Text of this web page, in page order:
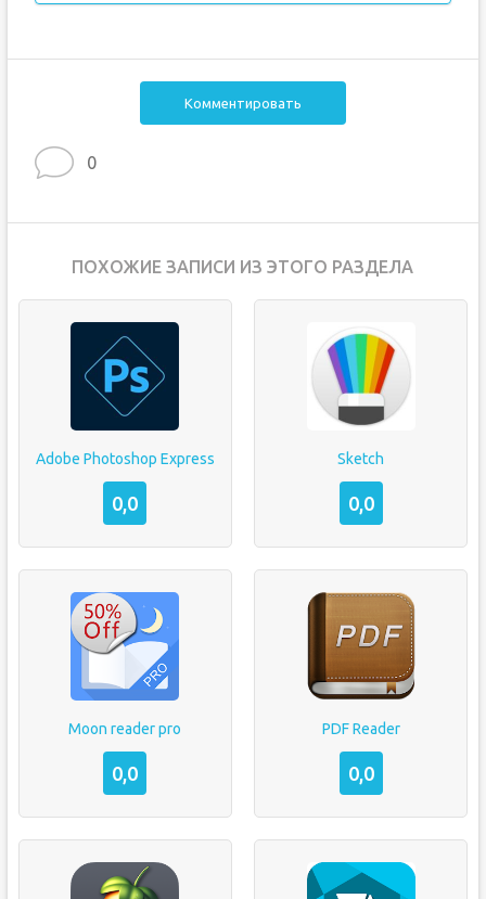
Комментировать
0
ПОХОЖИЕ ЗАПИСИ ИЗ ЭТОГО РАЗДЕЛА
Adobe Photoshop Express
0,0
Sketch
0,0
Moon reader pro
0,0
PDF Reader
0,0